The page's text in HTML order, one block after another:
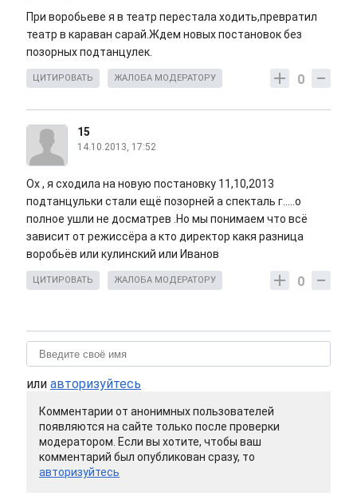
При воробьеве я в театр перестала ходить,превратил
театр в караван сарай.Ждем новых постановок без
позорных подтанцулек.
0
ЦИТИРОВАТЬ ЖАЛОБА МОДЕРАТОРУ
15
14.10.2013, 17:52
Ох , я сходила на новую постановку 11,10,2013
подтанцульки стали ещё позорней а спекталь г.....о
полное ушли не досматрев .Но мы понимаем что всё
зависит от режиссёра а кто директор какя разница
воробьёв или кулинский или Иванов
0
ЦИТИРОВАТЬ ЖАЛОБА МОДЕРАТОРУ
или авторизуйтесь
Комментарии от анонимных пользователей
появляются на сайте только после проверки
модератором. Если вы хотите, чтобы ваш
комментарий был опубликован сразу, то
авторизуйтесь